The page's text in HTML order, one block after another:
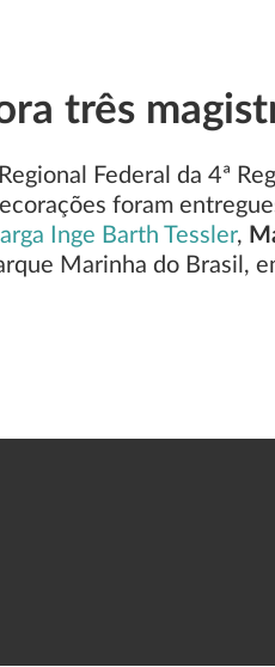
três
Federal da 4ª
foram
Inge Barth Tessler,
Marinha do Brasil,